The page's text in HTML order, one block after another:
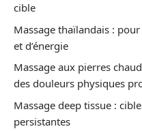
cible
Massage thaïlandais :
et d’énergie
Massage aux pierres
des douleurs physiques
Massage deep tissue :
persistantes